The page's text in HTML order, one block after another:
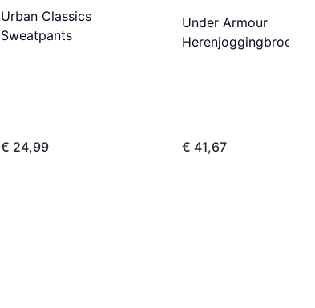
Urban Classics
Sweatpants
€ 24,99
Under Armour
Herenjoggingbroek
€ 41,67